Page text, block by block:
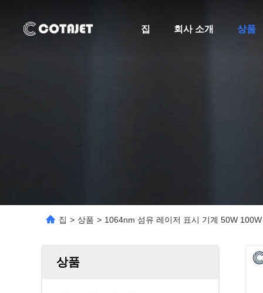
집 회사 소개 상품
집 > 상품 > 1064nm 섬유 레이저 표시 기계 50W
상품